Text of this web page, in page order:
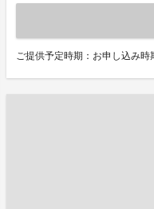
ご提供予定時期：お申し込み時